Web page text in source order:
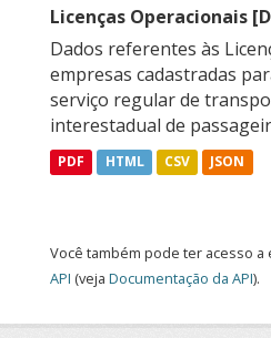
Licenças Operacionais
Dados referentes às
empresas cadastradas
serviço regular de
interestadual de
PDF HTML CSV JSON
Você também pode ter acesso
API (veja Documentação da API).